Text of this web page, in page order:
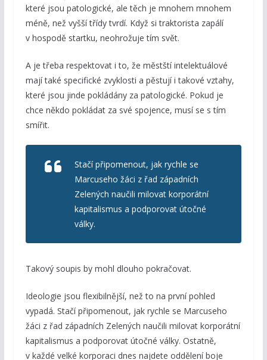
které jsou patologické, ale těch je mnohem mnohem
méně, než vyšší třídy tvrdí. Když si traktorista zapálí
v hospodě startku, neohrožuje tím svět.
A je třeba respektovat i to, že městští intelektuálové
mají také specifické zvyklosti a pěstují i takové vztahy,
které jsou jinde pokládány za patologické. Pokud je
chce někdo pokládat za své spojence, musí se s tím
smířit.
Stačí připomenout, jak rychle se
Marcuseho žáci z řad západních
Zelených naučili milovat korporátní
kapitalismus a podporovat útočné
války.
Takový soupis by mohl dlouho pokračovat.
Ideologie jsou flexibilnější, než to na první pohled
vypadá. Stačí připomenout, jak rychle se Marcuseho
žáci z řad západních Zelených naučili milovat korporátní
kapitalismus a podporovat útočné války. Ostatně,
v každé velké korporaci dnes najdete oddělení boje